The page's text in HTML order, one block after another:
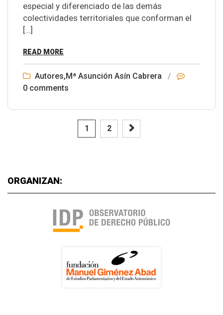
especial y diferenciado de las demás
colectividades territoriales que conforman el
[…]
READ MORE
Autores, Mª Asunción Asín Cabrera
/
0 comments
1 2
ORGANIZAN: